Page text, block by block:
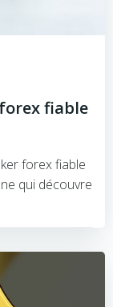
fiable
forex fiable
qui découvre